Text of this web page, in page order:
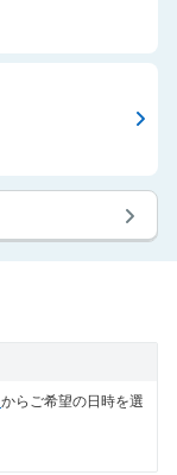
からご希望の日時を選